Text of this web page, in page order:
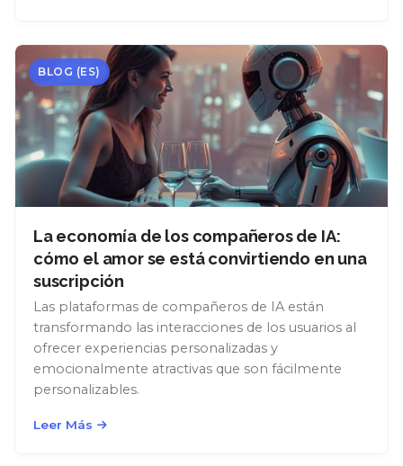
BLOG (ES)
La economía de los compañeros de IA:
cómo el amor se está convirtiendo en una
suscripción
Las plataformas de compañeros de IA están
transformando las interacciones de los usuarios al
ofrecer experiencias personalizadas y
emocionalmente atractivas que son fácilmente
personalizables.
Leer Más